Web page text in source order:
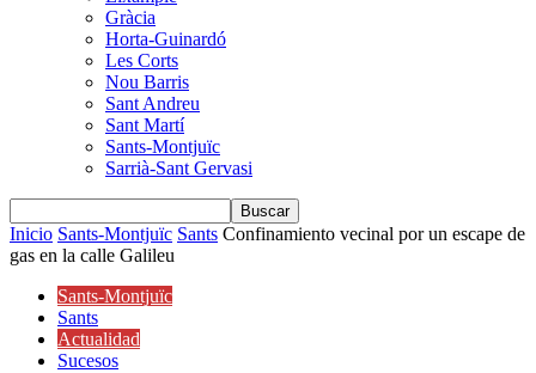
Gràcia
Horta-Guinardó
Les Corts
Nou Barris
Sant Andreu
Sant Martí
Sants-Montjuïc
Sarrià-Sant Gervasi
Inicio Sants-Montjuïc Sants Confinamiento vecinal por un escape de
gas en la calle Galileu
Sants-Montjuïc
Sants
Actualidad
Sucesos